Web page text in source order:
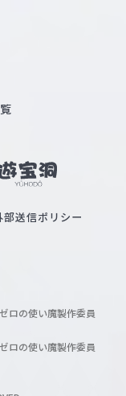
部送信ポリシー
ロの使い魔製作委員
ロの使い魔製作委員